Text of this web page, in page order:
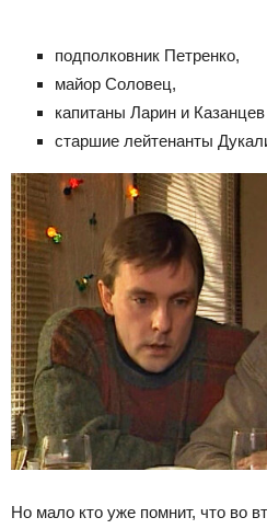
подполковник Петренко,
майор Соловец,
капитаны Ларин и
старшие лейтенанты
Но мало кто уже помнит, что во